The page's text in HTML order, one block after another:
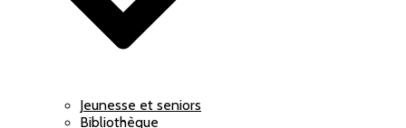
Jeunesse et seniors
Bibliothèque